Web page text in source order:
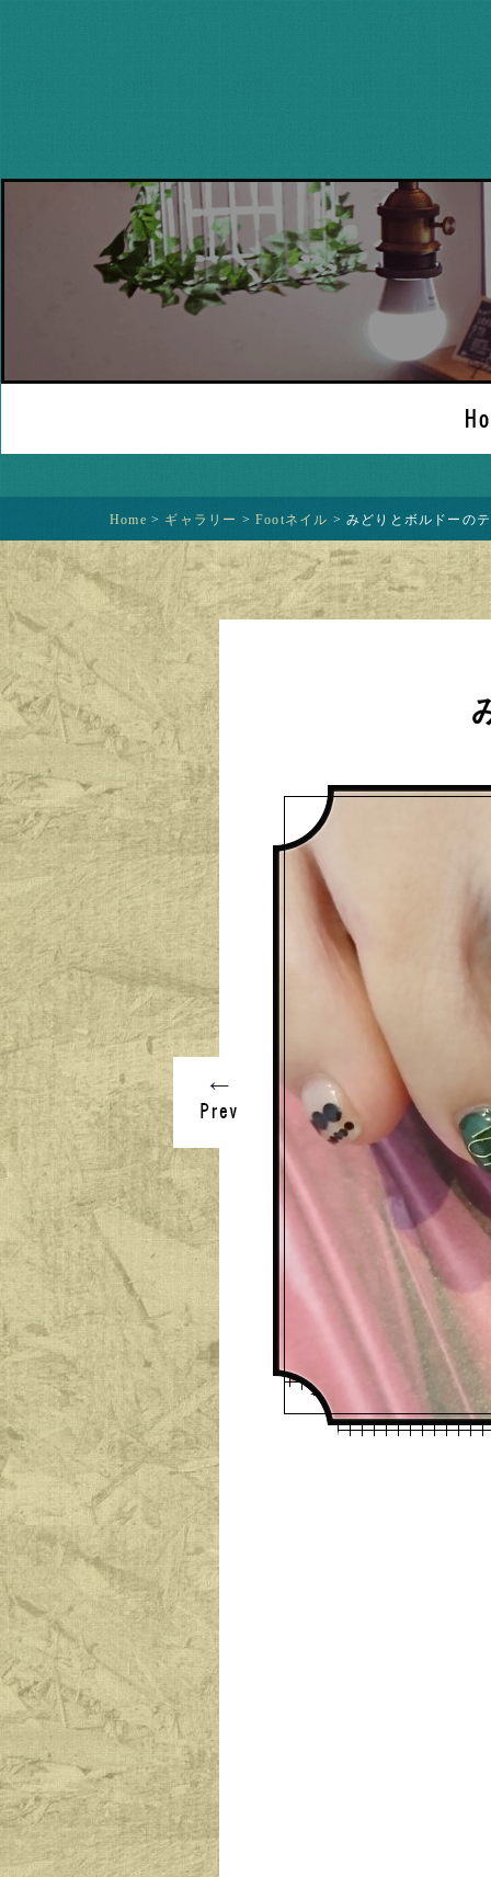
Home > ギャラリー >Footネイル >みどりとボルドーの